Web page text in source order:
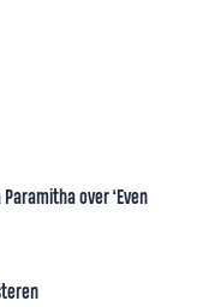
over ‘Even